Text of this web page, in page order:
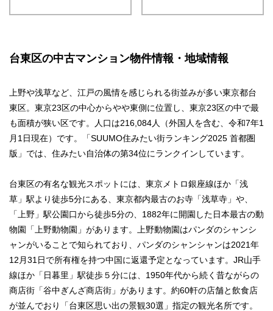
台東区の中古マンション物件情報・地域情報
上野や浅草など、江戸の風情を感じられる街並みが多い東京都台
東区。東京23区の中心からやや東側に位置し、東京23区の中で最
も面積が狭い区です。人口は216,084人（外国人を含む、令和7年1
月1日現在）です。「SUUMO住みたい街ランキング2025 首都圏
版」では、住みたい自治体の第34位にランクインしています。
台東区の有名な観光スポットには、東京メトロ銀座線ほか「浅
草」駅より徒歩5分にある、東京都内最古のお寺「浅草寺」や、
「上野」駅公園口から徒歩5分の、1882年に開園した日本最古の動
物園「上野動物園」があります。上野動物園はパンダのシャンシ
ャンがいることで知られており、パンダのシャンシャンは2021年
12月31日で所有権を持つ中国に返還予定となっています。JR山手
線ほか「日暮里」駅徒歩５分には、1950年代から続く昔ながらの
商店街「谷中ぎんざ商店街」があります。約60軒の店舗と飲食店
が並んでおり「台東区思い出の景観30選」指定の観光名所です。